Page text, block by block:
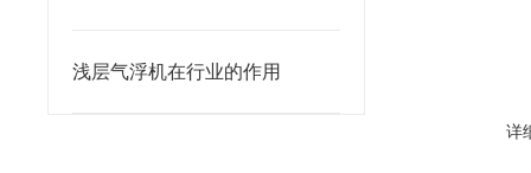
浅层气浮机在行业的作用
详